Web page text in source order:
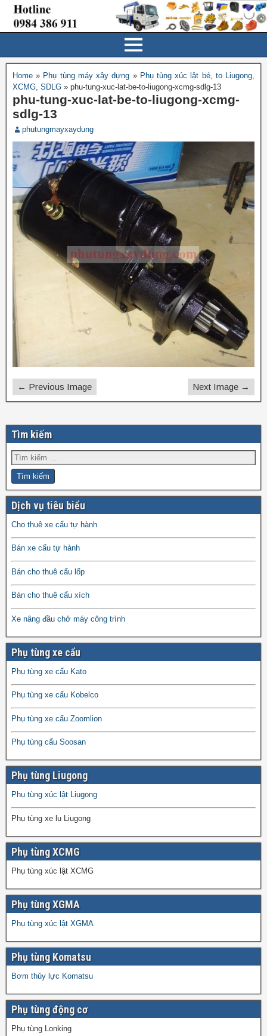
Home » Phụ tùng máy xây dựng » Phụ tùng xúc lật bé, to Liugong,
XCMG, SDLG » phu-tung-xuc-lat-be-to-liugong-xcmg-sdlg-13
phu-tung-xuc-lat-be-to-liugong-xcmg-
sdlg-13
phutungmayxaydung
← Previous Image Next Image →
Tìm kiếm
Dịch vụ tiêu biểu
Cho thuê xe cẩu tự hành
Bán xe cẩu tự hành
Bán cho thuê cẩu lốp
Bán cho thuê cẩu xích
Xe nâng đầu chở máy công trình
Phụ tùng xe cẩu
Phụ tùng xe cẩu Kato
Phụ tùng xe cẩu Kobelco
Phụ tùng xe cẩu Zoomlion
Phụ tùng cẩu Soosan
Phụ tùng Liugong
Phụ tùng xúc lật Liugong
Phụ tùng xe lu Liugong
Phụ tùng XCMG
Phụ tùng xúc lật XCMG
Phụ tùng XGMA
Phụ tùng xúc lật XGMA
Phụ tùng Komatsu
Bơm thủy lực Komatsu
Phụ tùng động cơ
Phụ tùng Lonking